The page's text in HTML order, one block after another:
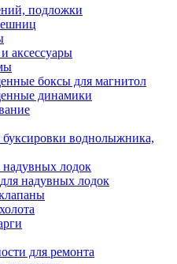
подложки
аксессуары
боксы для магнитол
динамики
воднолыжника,
надувных лодок
надувных лодок
для ремонта